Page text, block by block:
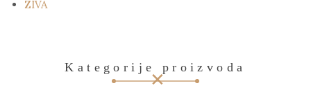
ZIVA
Kategorije proizvoda